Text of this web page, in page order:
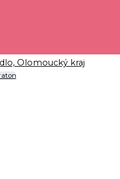
Olomoucký kraj